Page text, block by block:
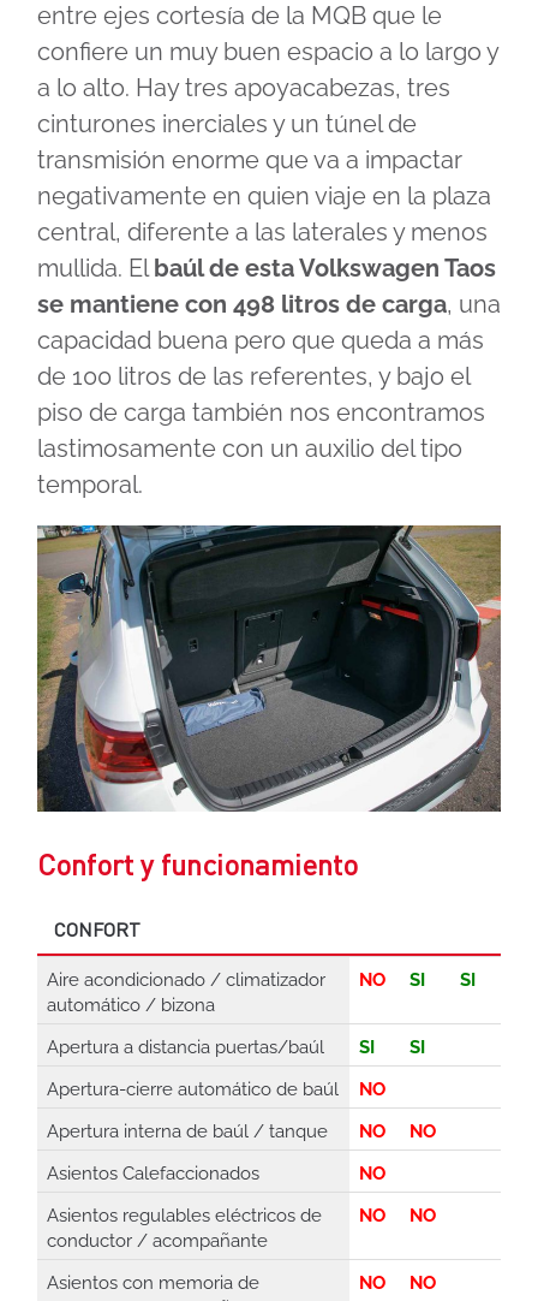
entre ejes cortesía de la MQB que le
confiere un muy buen espacio a lo largo y
a lo alto. Hay tres apoyacabezas, tres
cinturones inerciales y un túnel de
transmisión enorme que va a impactar
negativamente en quien viaje en la plaza
central, diferente a las laterales y menos
mullida. Elbaúl de esta Volkswagen Taos
se mantiene con 498 litros de carga, una
capacidad buena pero que queda a más
de 100 litros de las referentes, y bajo el
piso de carga también nos encontramos
lastimosamente con un auxilio del tipo
temporal.
Confort y funcionamiento
CONFORT
Aire acondicionado / climatizador
automático / bizona
NO SI SI
Apertura a distancia puertas/baúl SI
SI
Apertura-cierre automático de baúl
NO
Apertura interna de baúl / tanque
NO
NO
Asientos Calefaccionados
NO
Asientos regulables eléctricos de
conductor / acompañante
NO NO
Asientos con memoria de
NO NO